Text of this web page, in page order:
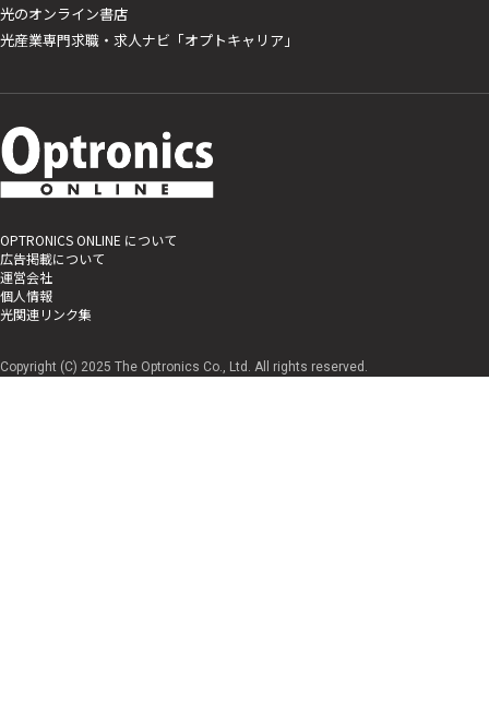
光のオンライン書店
光産業専門求職・求人ナビ「オプトキャリア」
OPTRONICS ONLINE について
広告掲載について
運営会社
個人情報
光関連リンク集
Copyright (C) 2025 The Optronics Co., Ltd. All rights reserved.